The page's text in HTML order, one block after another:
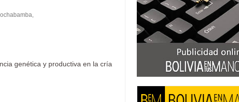
genética y productiva en la cría